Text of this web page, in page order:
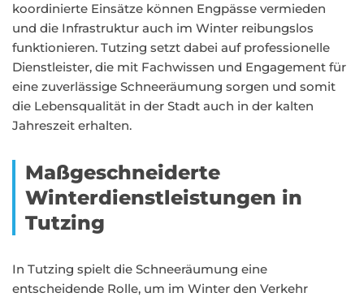
koordinierte Einsätze können Engpässe vermieden
und die Infrastruktur auch im Winter reibungslos
funktionieren. Tutzing setzt dabei auf professionelle
Dienstleister, die mit Fachwissen und Engagement für
eine zuverlässige Schneeräumung sorgen und somit
die Lebensqualität in der Stadt auch in der kalten
Jahreszeit erhalten.
Maßgeschneiderte
Winterdienstleistungen in
Tutzing
In Tutzing spielt die Schneeräumung eine
entscheidende Rolle, um im Winter den Verkehr